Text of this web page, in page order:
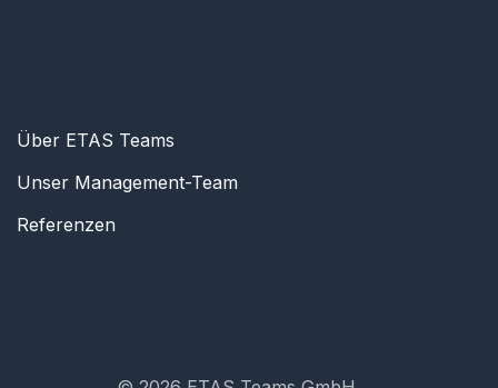
Über ETAS Teams
Unser Management-Team
Referenzen